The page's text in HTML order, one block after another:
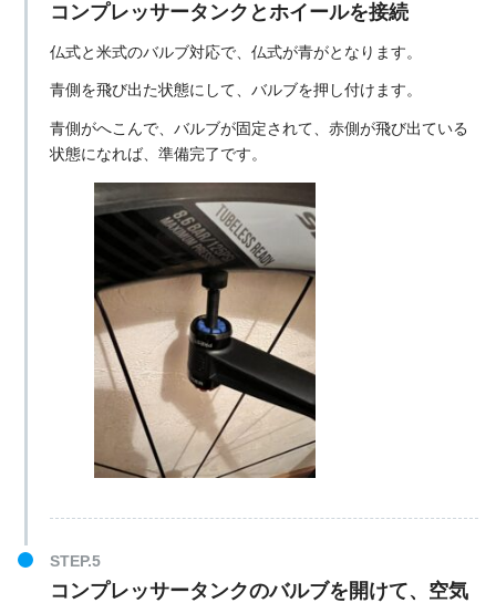
コンプレッサータンクとホイールを接続
仏式と米式のバルブ対応で、仏式が青がとなります。
青側を飛び出た状態にして、バルブを押し付けます。
青側がへこんで、バルブが固定されて、赤側が飛び出ている
状態になれば、準備完了です。
コンプレッサータンクのバルブを開けて、空気